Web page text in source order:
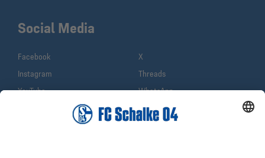
Social Media
Facebook
X
Instagram
Threads
YouTube
WhatsApp
Sina Weibo